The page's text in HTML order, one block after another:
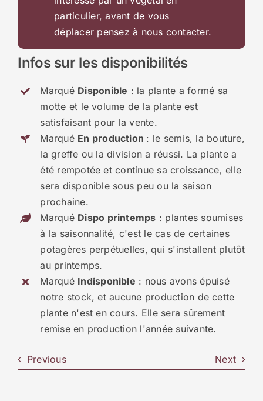
particulier, avant de vous
déplacer pensez à nous contacter.
Infos sur les disponibilités
Marqué Disponible : la plante a formé sa
motte et le volume de la plante est
satisfaisant pour la vente.
Marqué En production : le semis, la bouture,
la greffe ou la division a réussi. La plante a
été rempotée et continue sa croissance, elle
sera disponible sous peu ou la saison
prochaine.
Marqué Dispo printemps : plantes soumises
à la saisonnalité, c'est le cas de certaines
potagères perpétuelles, qui s'installent plutôt
au printemps.
Marqué Indisponible : nous avons épuisé
notre stock, et aucune production de cette
plante n'est en cours. Elle sera sûrement
remise en production l'année suivante.
Previous Next